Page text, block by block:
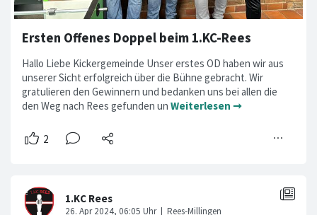
Ersten Offenes Doppel beim 1.KC-Rees
Hallo Liebe Kickergemeinde Unser erstes OD haben wir aus
unserer Sicht erfolgreich über die Bühne gebracht. Wir
gratulieren den Gewinnern und bedanken uns bei allen die
den Weg nach Rees gefunden un Weiterlesen ➞